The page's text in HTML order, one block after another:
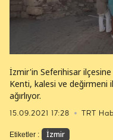
15.09.2021 17:28 TRT
İzmir'in Seferihisar ilçesine
Kenti, kalesi ve değirmeni
ağırlıyor.
Etiketler : İzmir